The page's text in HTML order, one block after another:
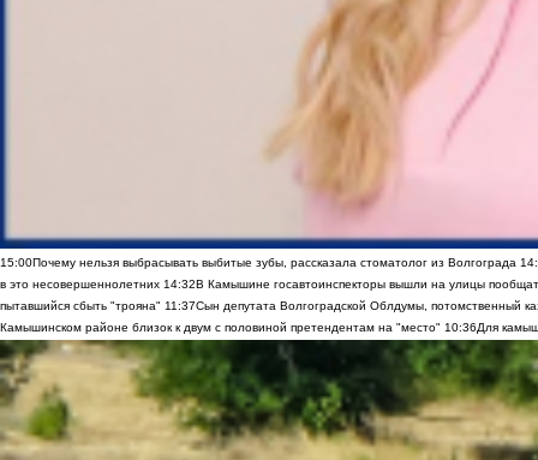
15:00Почему нельзя выбрасывать выбитые зубы, рассказала стоматолог из Волгограда
в это несовершеннолетних 14:32В Камышине госавтоинспекторы вышли на улицы
пытавшийся сбыть "трояна" 11:37Сын депутата Волгоградской Облдумы, потомственный
Камышинском районе близок к двум с половиной претендентам на "место" 10:36Для